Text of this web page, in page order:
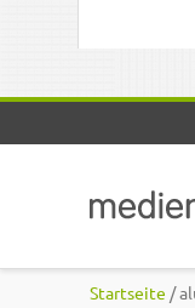
Startseite /